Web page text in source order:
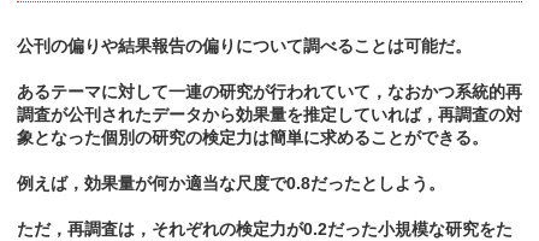
公刊の偏りや結果報告の偏りについて調べることは可能だ。
あるテーマに対して一連の研究が行われていて，なおかつ系統的再
調査が公刊されたデータから効果量を推定していれば，再調査の対
象となった個別の研究の検定力は簡単に求めることができる。
例えば，効果量が何か適当な尺度で0.8だったとしよう。
ただ，再調査は，それぞれの検定力が0.2だった小規模な研究をた